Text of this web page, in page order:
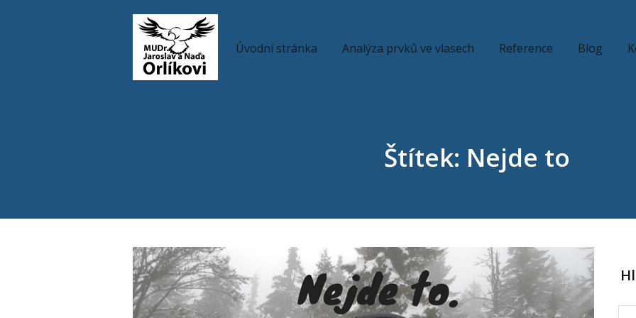
Úvodní stránka Analýza prvků ve vlasech Reference Blog
Štítek: Nejde to